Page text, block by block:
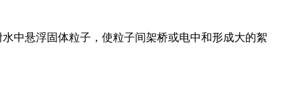
中悬浮固体粒子，使粒子间架桥或电中和形成大的絮